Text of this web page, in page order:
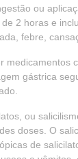
ou
2 horas e
febre,
medicamentos
gástrica
ou
doses. O
de